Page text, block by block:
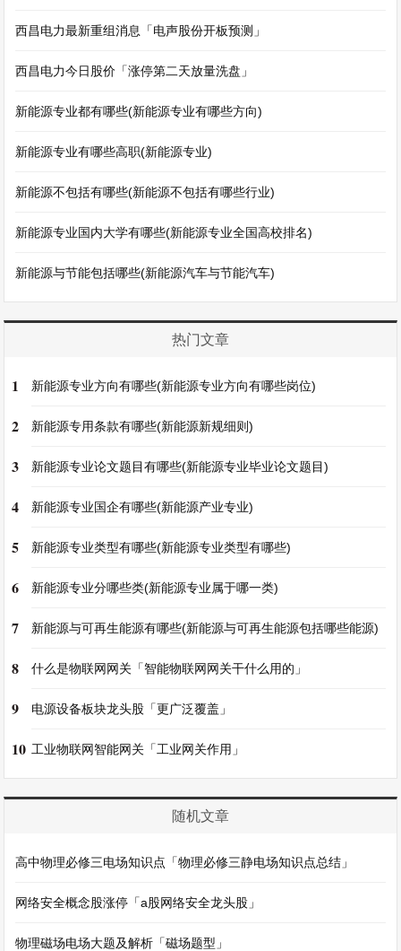
西昌电力最新重组消息「电声股份开板预测」
西昌电力今日股价「涨停第二天放量洗盘」
新能源专业都有哪些(新能源专业有哪些方向)
新能源专业有哪些高职(新能源专业)
新能源不包括有哪些(新能源不包括有哪些行业)
新能源专业国内大学有哪些(新能源专业全国高校排名)
新能源与节能包括哪些(新能源汽车与节能汽车)
热门文章
1 新能源专业方向有哪些(新能源专业方向有哪些岗位)
2 新能源专用条款有哪些(新能源新规细则)
3 新能源专业论文题目有哪些(新能源专业毕业论文题目)
4 新能源专业国企有哪些(新能源产业专业)
5 新能源专业类型有哪些(新能源专业类型有哪些)
6 新能源专业分哪些类(新能源专业属于哪一类)
7 新能源与可再生能源有哪些(新能源与可再生能源包括哪些能源)
8 什么是物联网网关「智能物联网网关干什么用的」
9 电源设备板块龙头股「更广泛覆盖」
10 工业物联网智能网关「工业网关作用」
随机文章
高中物理必修三电场知识点「物理必修三静电场知识点总结」
网络安全概念股涨停「a股网络安全龙头股」
物理磁场电场大题及解析「磁场题型」